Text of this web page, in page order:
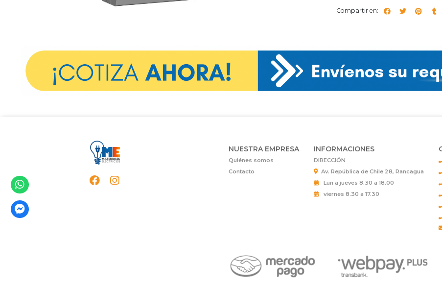
Compartir en:
NUESTRA EMPRESA
Quiénes somos
Contacto
INFORMACIONES
DIRECCIÓN
Av. República de Chile 28, Rancagua
Lun a jueves 8.30 a 18.00
viernes 8.30 a 17.30